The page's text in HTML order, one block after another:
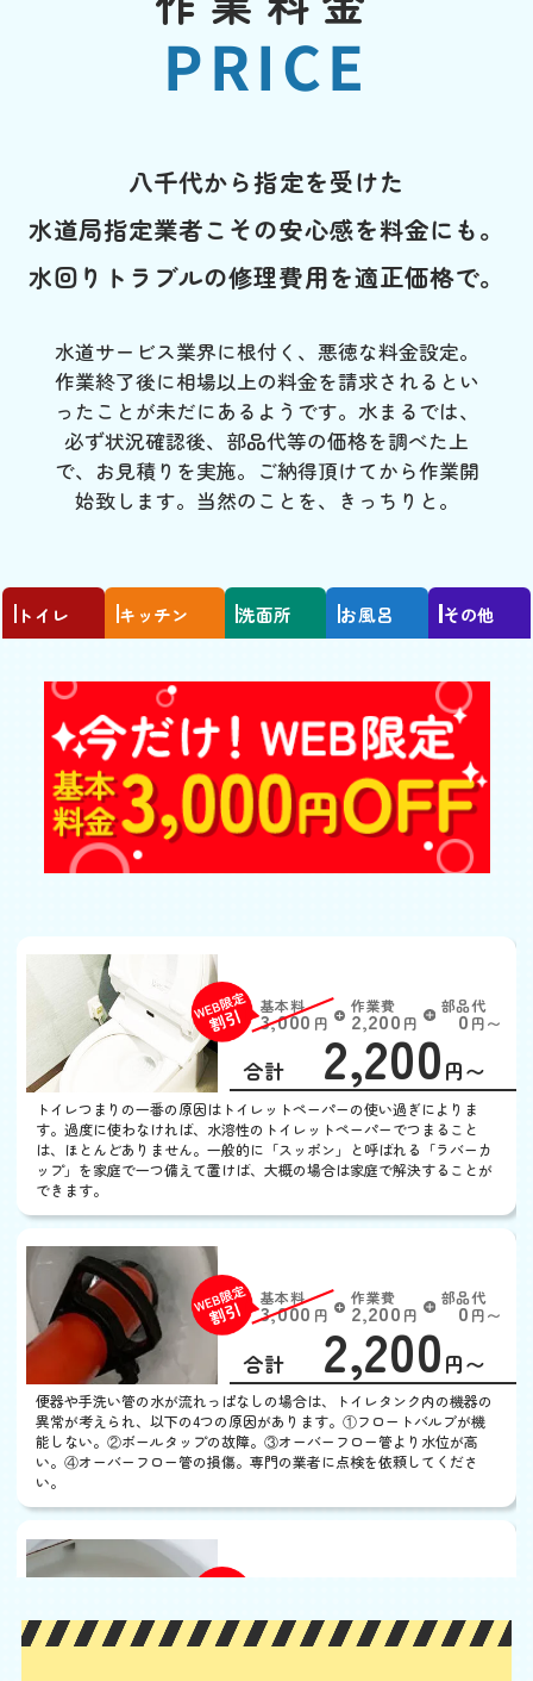
PRICE
八千代から指定を受けた
水道局指定業者こその安心感を料金にも。
水回りトラブルの修理費用を適正価格で。
水道サービス業界に根付く、悪徳な料金設定。
作業終了後に相場以上の料金を請求されるとい
ったことが未だにあるようです。水まるでは、
必ず状況確認後、部品代等の価格を調べた上
で、お見積りを実施。ご納得頂けてから作業開
始致します。当然のことを、きっちりと。
トイレ キッチン 洗面所 お風呂 その他
基本料
3,000 円 W
EB
限
定
割
引
作業費
2,200 円
部品代
0円〜
合計 2,200 円〜
トイレつまりの一番の原因はトイレットペーパーの使い過ぎによりま
す。過度に使わなければ、水溶性のトイレットペーパーでつまること
は、ほとんどありません。一般的に「スッポン」と呼ばれる「ラバーカ
ップ」を家庭で一つ備えて置けば、大概の場合は家庭で解決することが
できます。
基本料
3,000 円 W
EB
限
定
割
引
作業費
2,200 円
部品代
0円〜
合計 2,200 円〜
便器や手洗い管の水が流れっぱなしの場合は、トイレタンク内の機器の
異常が考えられ、以下の4つの原因があります。①フロートバルブが機
能しない。②ボールタップの故障。③オーバーフロー管より水位が高
い。④オーバーフロー管の損傷。専門の業者に点検を依頼してくださ
い。
EB
限
合計 2,200円〜